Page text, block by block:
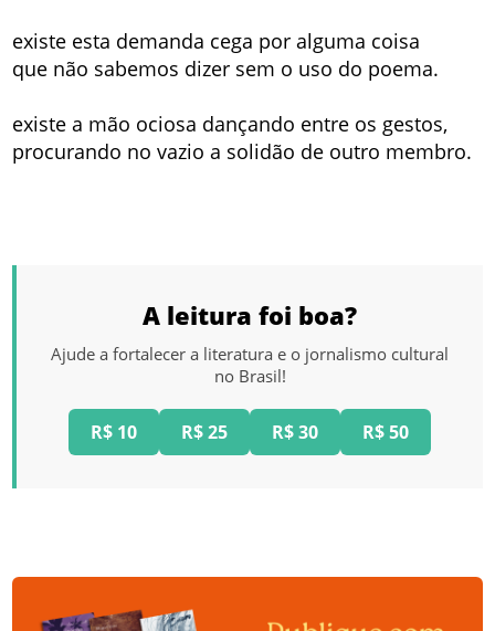
existe esta demanda cega por alguma coisa
que não sabemos dizer sem o uso do poema.
existe a mão ociosa dançando entre os gestos,
procurando no vazio a solidão de outro membro.
A leitura foi boa?
Ajude a fortalecer a literatura e o jornalismo cultural
no Brasil!
R$ 10 R$ 25 R$ 30 R$ 50